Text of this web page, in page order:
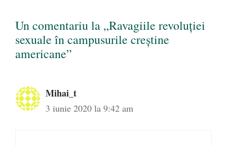
Un comentariu la „Ravagiile revoluției
sexuale în campusurile creștine
americane”
Mihai_t
3 iunie 2020 la 9:42 am